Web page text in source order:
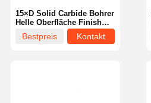
15×D Solid Carbide Bohrer
Helle Oberfläche Finish
angepasst Hihg Haltbarkeit
Bestpreis Kontakt